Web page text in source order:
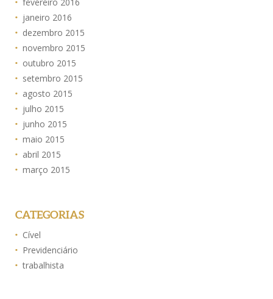
janeiro 2016
dezembro 2015
novembro 2015
outubro 2015
setembro 2015
agosto 2015
julho 2015
junho 2015
maio 2015
abril 2015
março 2015
CATEGORIAS
Cível
Previdenciário
trabalhista